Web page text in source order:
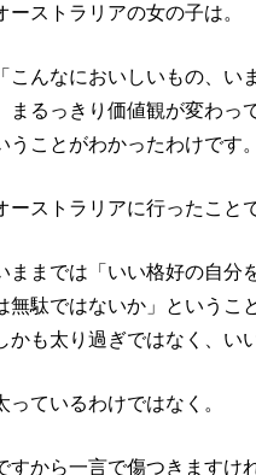
ーストラリアの女の子は。
こんなにおいしいもの、い
まるっきり価値観が変わっ
うことがわかったわけです。
ーストラリアに行ったことで
ままでは「いい格好の自分
無駄ではないか」というこ
かも太り過ぎではなく、い
っているわけではなく。
すから一言で傷つきますけ